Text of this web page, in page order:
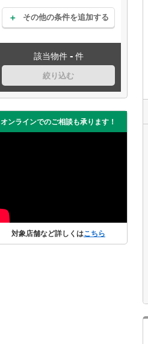
その他の条件を追加する
該当物件 - 件
絞り込む
オンラインでのご相談も承ります！
対象店舗など詳しくはこちら